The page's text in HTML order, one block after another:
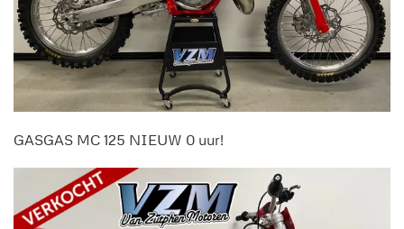
GASGAS MC 125 NIEUW 0 uur!